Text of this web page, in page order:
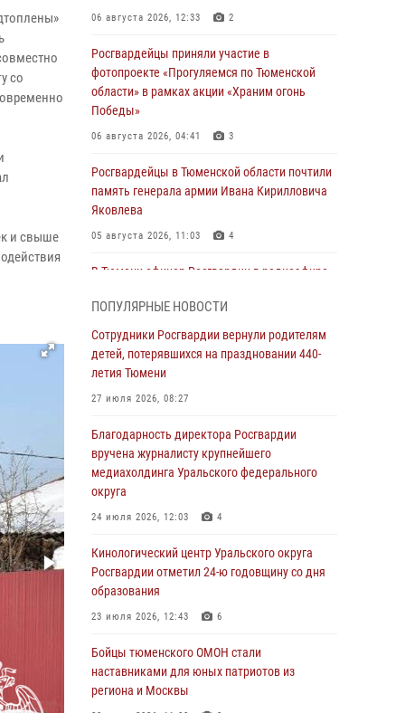
со
и свыше
06 августа 2026, 12:33 2
Росгвардейцы приняли участие в
фотопроекте «Прогуляемся по Тюменской
области» в рамках акции «Храним огонь
Победы»
06 августа 2026, 04:41 3
Росгвардейцы в Тюменской области почтили
память генерала армии Ивана Кирилловича
Яковлева
05 августа 2026, 11:03 4
В Тюмени офицер Росгвардии в радиоэфире
владения оружием
05 августа 2026, 09:56 2
Военнослужащие Росгвардии сбили дрон-
Стальной характер продемонстрировали
росгвардейцы в ходе масштабных
спортивных событий на Урале
05 августа 2026, 05:22
В Тюмени сотрудник Росгвардии во
внеслужебное время задержал виновника
ДТП
05 августа 2026, 05:15
Со 101-м Днём рождения поздравили
сотрудники Росгвардии труженицу тыла из
Тюмени
ПОПУЛЯРНЫЕ НОВОСТИ
Сотрудники Росгвардии вернули родителям
детей, потерявшихся на праздновании 440-
летия Тюмени
27 июля 2026, 08:27
Благодарность директора Росгвардии
вручена журналисту крупнейшего
медиахолдинга Уральского федерального
округа
24 июля 2026, 12:03 4
Кинологический центр Уральского округа
Росгвардии отметил 24-ю годовщину со дня
образования
23 июля 2026, 12:43 6
Бойцы тюменского ОМОН стали
наставниками для юных патриотов из
региона и Москвы